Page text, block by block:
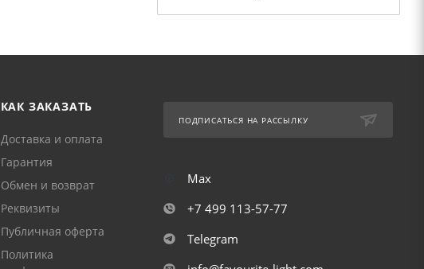
КАК ЗАКАЗАТЬ
Доставка и оплата
Гарантия
Обмен и возврат
Реквизиты
Публичная оферта
Политика
ПОДПИСАТЬСЯ НА РАССЫЛКУ
Max
+7 499 113-57-77
Telegram